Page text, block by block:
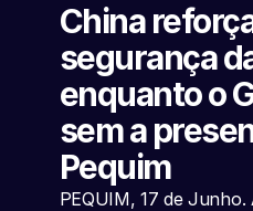
China
segurança
enquanto o
sem a
Pequim
PEQUIM, 17 de